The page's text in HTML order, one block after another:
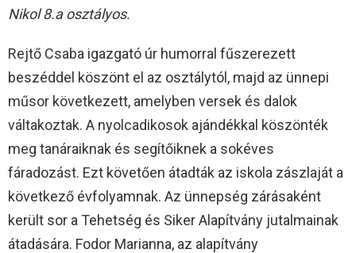
Nikol 8.a osztályos.
Rejtő Csaba igazgató úr humorral fűszerezett
beszéddel köszönt el az osztálytól, majd az ünnepi
műsor következett, amelyben versek és dalok
váltakoztak. A nyolcadikosok ajándékkal köszönték
meg tanáraiknak és segítőiknek a sokéves
fáradozást. Ezt követően átadták az iskola zászlaját a
következő évfolyamnak. Az ünnepség zárásaként
került sor a Tehetség és Siker Alapítvány jutalmainak
átadására. Fodor Marianna, az alapítvány